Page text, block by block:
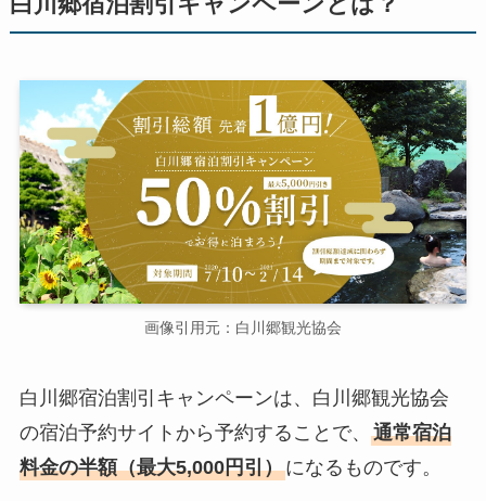
画像引用元：白川郷観光協会
白川郷宿泊割引キャンペーンは、白川郷観光協会
の宿泊予約サイトから予約することで、 通常宿泊
料金の半額（最大5,000円引）になるものです。